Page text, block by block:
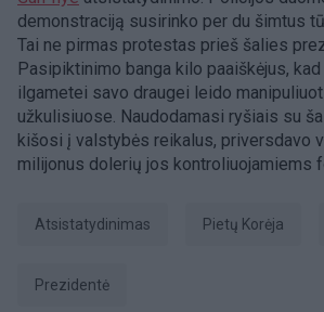
demonstraciją susirinko per du šimtus
Tai ne pirmas protestas prieš šalies
Pasipiktinimo banga kilo paaiškėjus, kad
ilgametei savo draugei leido
užkulisiuose. Naudodamasi ryšiais su
kišosi į valstybės reikalus, priversdavo
milijonus dolerių jos kontroliuojamiems
atsistatydinimas Pietų Korėja
prezidentė